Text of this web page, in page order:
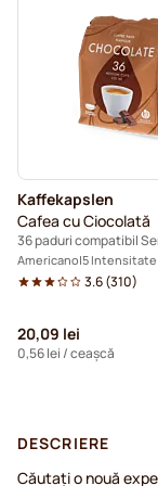
Kaffekapslen
Cafea cu Ciocolată
36 paduri compatibil
Americano 5 Intensitate
3.6(310)
20,09 lei
0,56 lei / ceașcă
DESCRIERE
Căutați o nouă